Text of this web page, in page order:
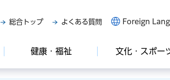
総合トップ よくある質問 Foreign
健康・福祉 文化・スポー